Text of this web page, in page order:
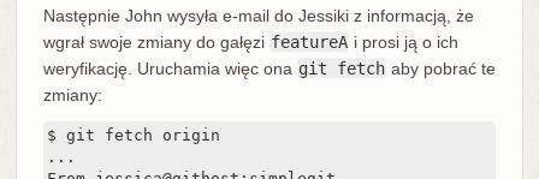
Następnie John wysyła e-mail do Jessiki z informacją, że
wgrał swoje zmiany do gałęzi featureA i prosi ją o ich
weryfikację. Uruchamia więc ona git fetch aby pobrać te
zmiany:
$ git fetch origin
...